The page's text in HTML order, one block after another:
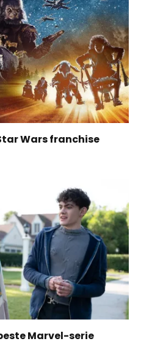
Wars franchise
Marvel-serie